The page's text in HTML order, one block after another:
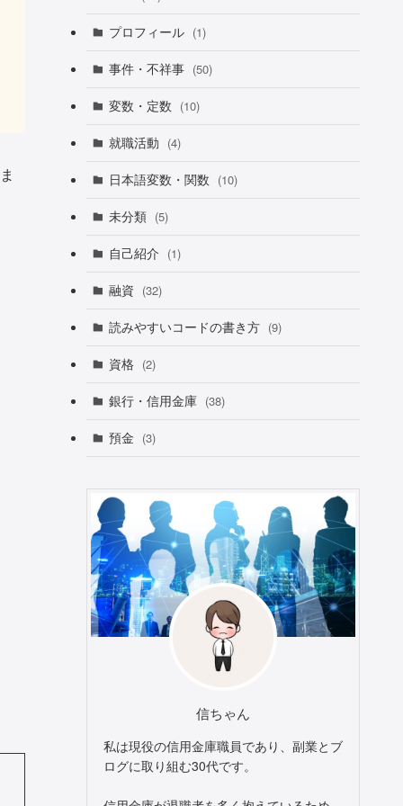
プロフィール (1)
事件・不祥事 (50)
変数・定数 (10)
就職活動 (4)
日本語変数・関数 (10)
未分類 (5)
自己紹介 (1)
融資 (32)
読みやすいコードの書き方 (9)
資格 (2)
銀行・信用金庫 (38)
預金 (3)
信ちゃん
私は現役の信用金庫職員であり、副業とブ
ログに取り組む30代です。